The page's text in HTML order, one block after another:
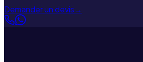
Demander un devis→